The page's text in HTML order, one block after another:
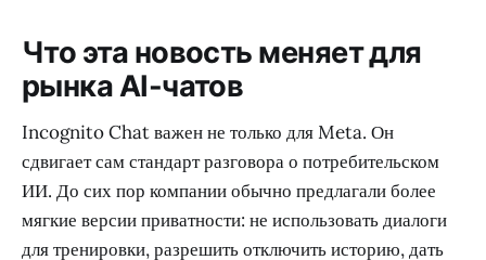
Что эта новость меняет для
рынка AI-чатов
Incognito Chat важен не только для Meta. Он
сдвигает сам стандарт разговора о потребительском
ИИ. До сих пор компании обычно предлагали более
мягкие версии приватности: не использовать диалоги
для тренировки, разрешить отключить историю, дать